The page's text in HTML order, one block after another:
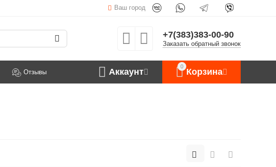
Ваш город
+7(383)383-00-90
Заказать обратный звонок
Отзывы
0
Корзина
Аккаунт